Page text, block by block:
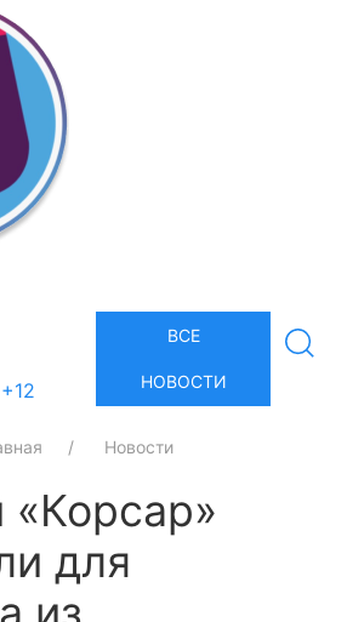
+12
ВСЕ
НОВОСТИ
Новости
для